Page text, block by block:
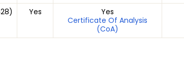
) Yes
Yes
Certificate Of Analysis
(CoA)